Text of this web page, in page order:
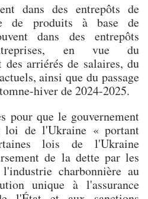
dans des entrepôts de
de produits à base de
dans des entrepôts
en vue du
des arriérés de salaires, du
ainsi que du passage
hiver de 2024-2025.
pour que le gouvernement
loi de l'Ukraine « portant
lois de l'Ukraine
de la dette par les
charbonnière au
unique à l'assurance